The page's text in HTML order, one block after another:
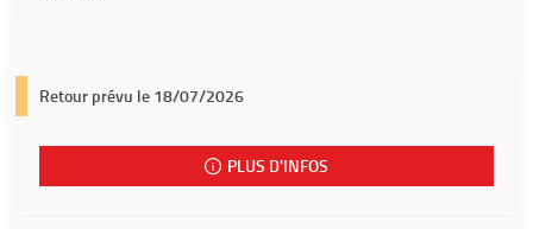
Retour prévu le 18/07/2026
PLUS D'INFOS